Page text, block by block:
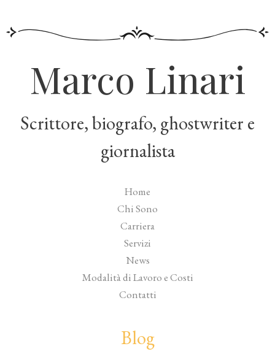
Marco Linari
Scrittore, biografo, ghostwriter e
giornalista
Home
Chi Sono
Carriera
Servizi
News
Modalità di Lavoro e Costi
Contatti
Blog